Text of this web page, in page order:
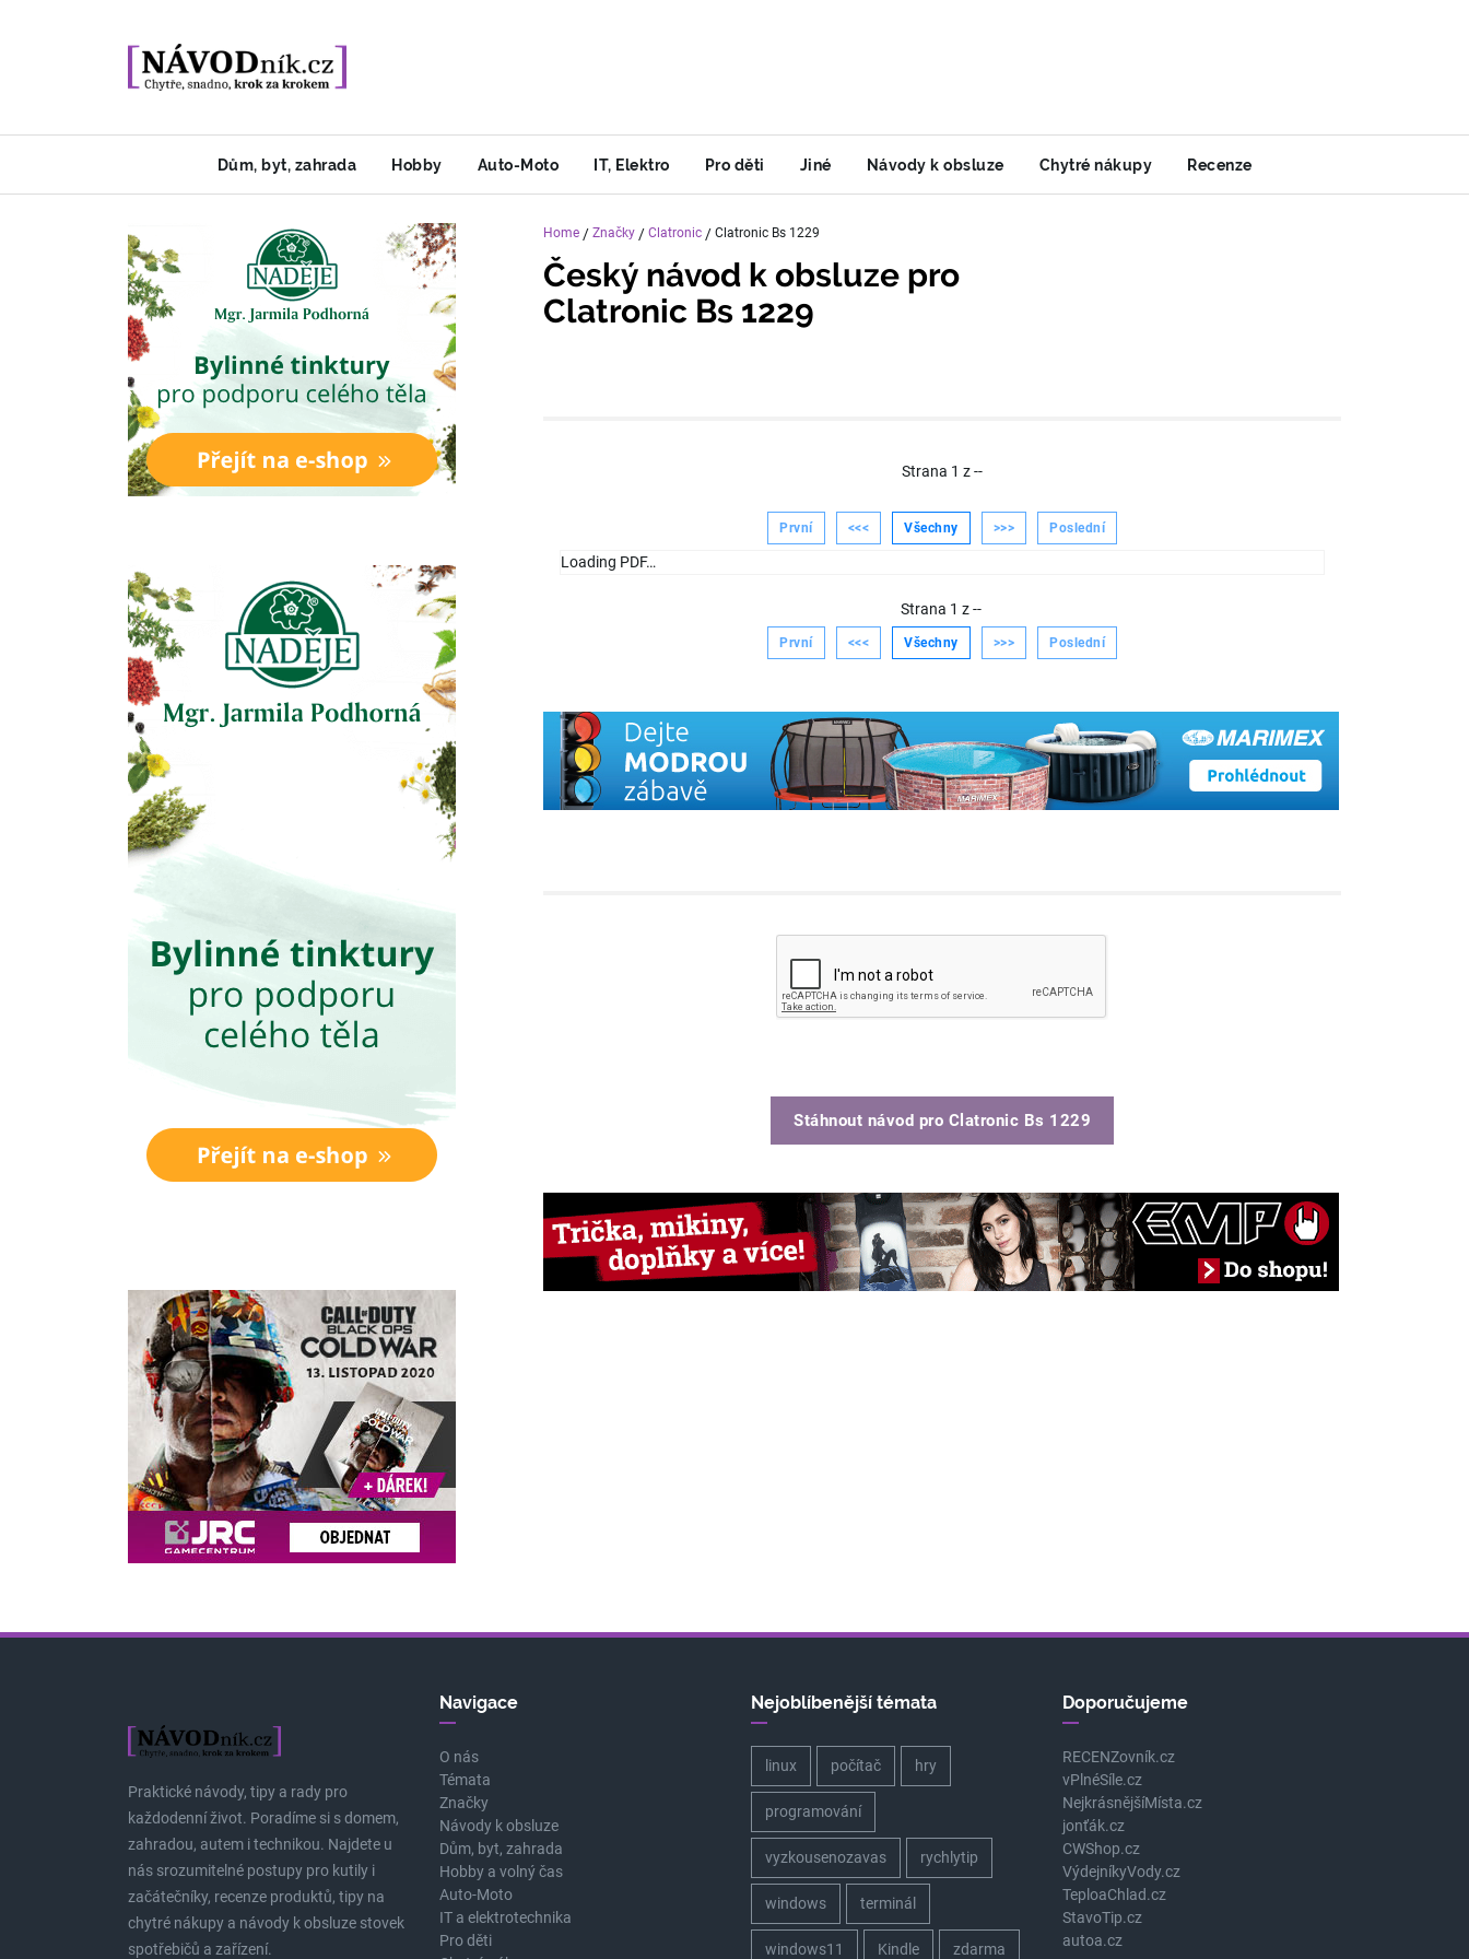
Dům, byt, zahrada Hobby Auto-Moto IT, Elektro Pro děti Jiné Návody k obsluze Chytré nákupy Recenze
Home / Značky / Clatronic / Clatronic Bs 1229
Český návod k obsluze pro
Clatronic Bs 1229
Strana 1 z--
První <<< Všechny >>> Poslední
Loading PDF…
Strana 1 z--
První <<< Všechny >>> Poslední
Stáhnout návod pro Clatronic Bs 1229
Praktické návody, tipy a rady pro
každodenní život. Poradíme si s domem,
zahradou, autem i technikou. Najdete u
nás srozumitelné postupy pro kutily i
začátečníky, recenze produktů, tipy na
chytré nákupy a návody k obsluze stovek
spotřebičů a zařízení.
Navigace
O nás
Témata
Značky
Návody k obsluze
Dům, byt, zahrada
Hobby a volný čas
Auto-Moto
IT a elektrotechnika
Pro děti
Nejoblíbenější témata
linux počítač hry
programování
vyzkousenozavas rychlytip
windows terminál
windows11 Kindle zdarma
Doporučujeme
RECENZovník.cz
vPlnéSíle.cz
NejkrásnějšíMísta.cz
jonťák.cz
CWShop.cz
VýdejníkyVody.cz
TeploaChlad.cz
StavoTip.cz
autoa.cz